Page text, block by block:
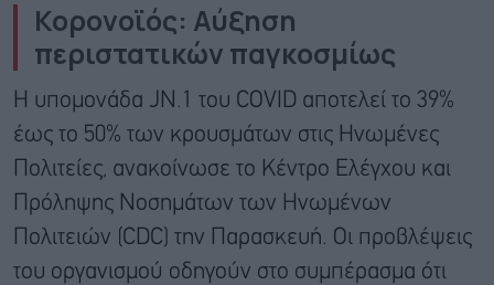
Κορονοϊός: Αύξηση
περιστατικών παγκοσμίως
Η υπομονάδα JN.1 του COVID αποτελεί το 39%
έως το 50% των κρουσμάτων στις Ηνωμένες
Πολιτείες, ανακοίνωσε το Κέντρο Ελέγχου και
Πρόληψης Νοσημάτων των Ηνωμένων
Πολιτειών (CDC) την Παρασκευή. Οι προβλέψεις
του οργανισμού οδηγούν στο συμπέρασμα ότι